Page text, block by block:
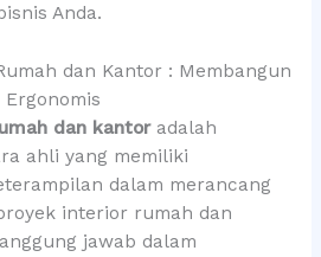
Anda.
dan Kantor : Membangun
Ergonomis
dan kantor adalah
ahli yang memiliki
dalam merancang
interior rumah dan
jawab dalam